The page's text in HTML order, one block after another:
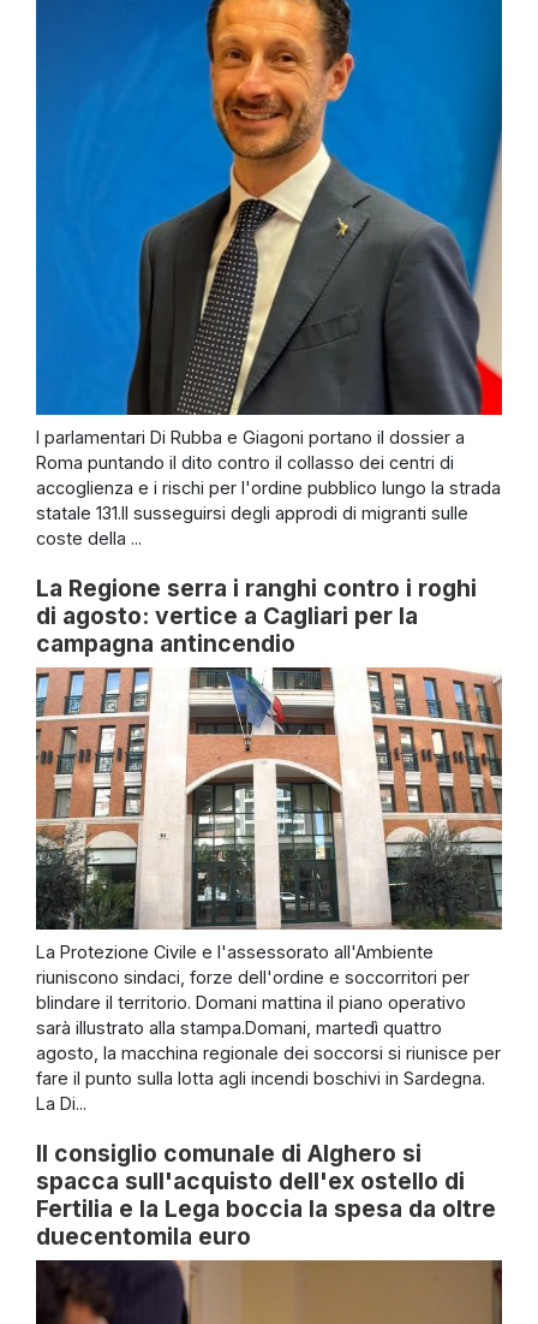
I parlamentari Di Rubba e Giagoni portano il dossier a
Roma puntando il dito contro il collasso dei centri di
accoglienza e i rischi per l'ordine pubblico lungo la strada
statale 131.Il susseguirsi degli approdi di migranti sulle
coste della ...
La Regione serra i ranghi contro i roghi
di agosto: vertice a Cagliari per la
campagna antincendio
La Protezione Civile e l'assessorato all'Ambiente
riuniscono sindaci, forze dell'ordine e soccorritori per
blindare il territorio. Domani mattina il piano operativo
sarà illustrato alla stampa.Domani, martedì quattro
agosto, la macchina regionale dei soccorsi si riunisce per
fare il punto sulla lotta agli incendi boschivi in Sardegna.
La Di...
Il consiglio comunale di Alghero si
spacca sull'acquisto dell'ex ostello di
Fertilia e la Lega boccia la spesa da oltre
duecentomila euro